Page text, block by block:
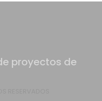
proyectos de